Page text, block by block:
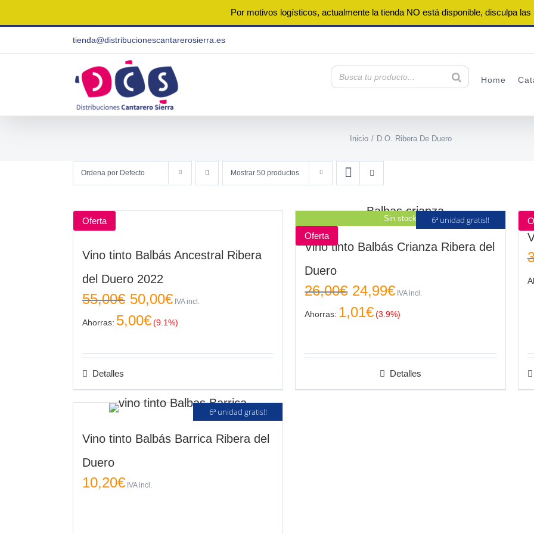
Por motivos logísticos, actualmente la tienda NO está disponible, disculpa las
al
tienda@distribucionescantarerosierra.es
Home
Inicio D.O. Ribera De Duero
Ordena por Defecto Mostrar 50 productos
Oferta
Vino tinto Balbás Ancestral Ribera
del Duero 2022
55,00€
El
precio
original
era:
50,00€El
precio
es:
IVA incl.
Ahorras: 5,00€(9.1%)
Detalles
Sin stock
Oferta
6ª unidad gratis!!
Vino tinto Balbás Crianza Ribera del
Duero
26,00€
El
precio
original
era:
24,99€El
precio
es:
IVA incl.
Ahorras: 1,01€ (3.9%)
Detalles
6ª unidad gratis!!
Vino tinto Balbás Barrica Ribera del
Duero
10,20€ IVA incl.